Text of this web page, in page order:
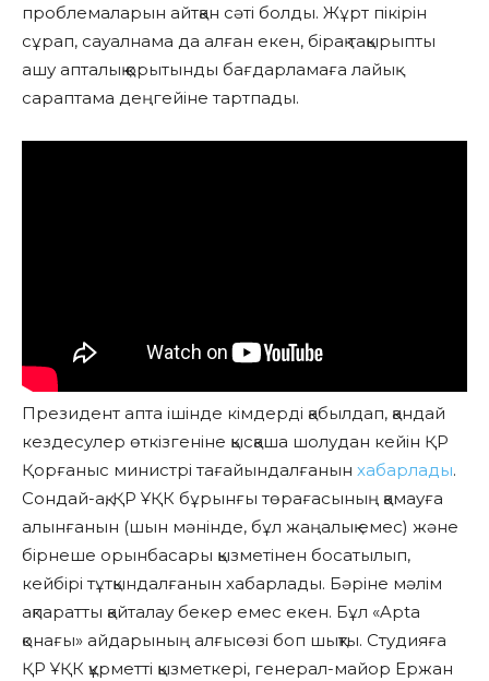
проблемаларын айтқан сәті болды. Жұрт пікірін
сұрап, сауалнама да алған екен, бірақ тақырыпты
ашу апталық қорытынды бағдарламаға лайық
сараптама деңгейіне тартпады.
Президент апта ішінде кімдерді қабылдап, қандай
кездесулер өткізгеніне қысқаша шолудан кейін ҚР
Қорғаныс министрі тағайындалғанын хабарлады.
Сондай-ақ, ҚР ҰҚК бұрынғы төрағасының қамауға
алынғанын (шын мәнінде, бұл жаңалық емес) және
бірнеше орынбасары қызметінен босатылып,
кейбірі тұтқындалғанын хабарлады. Бәріне мәлім
ақпаратты қайталау бекер емес екен. Бұл «Apta
қонағы» айдарының алғысөзі боп шықты. Студияға
ҚР ҰҚК құрметті қызметкері, генерал-майор Ержан